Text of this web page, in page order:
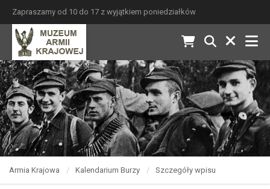
Zapraszamy od 10 do 17 z wyjątkiem poniedziałków
Armia Krajowa Kalendarium Burzy Szczegóły wpisu